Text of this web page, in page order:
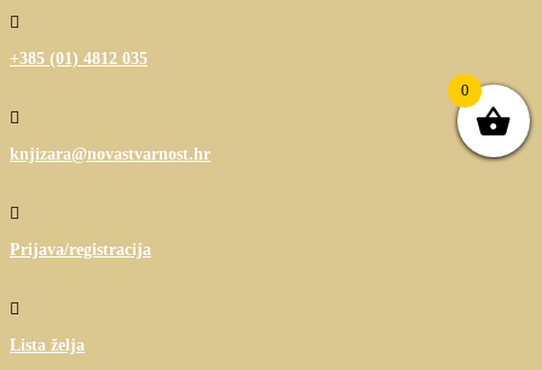

+385 (01) 4812 035

knjizara@novastvarnost.hr

Prijava/registracija

Lista želja
0